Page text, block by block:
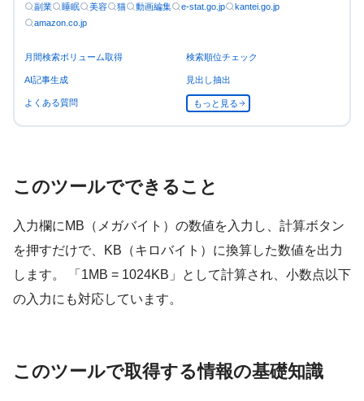
副業 睡眠 美容 猫 動画編集 e-stat.go.jp
kantei.go.jp
amazon.co.jp
月間検索ボリューム取得 検索順位チェック
AI記事生成 見出し抽出
よくある質問 もっと見る
このツールでできること
入力欄にMB（メガバイト）の数値を入力し、計算ボタン
を押すだけで、KB（キロバイト）に換算した数値を出力
します。 「1MB = 1024KB」として計算され、小数点以下
の入力にも対応しています。
このツールで取得する情報の基礎知識